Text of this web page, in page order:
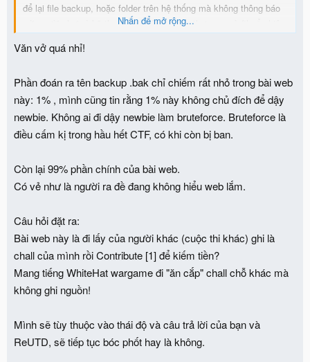
để lại file backup, hoặc folder trên hệ thống mà không thông báo
với người chơi vì kỹ thuật Brute Force tìm thư mục và file ẩn hiện
các tools có sẵn. Tuy nhiên để tránh các bạn về sau hiểu nhầm
Bạn cỏ thể tham khảo tools sau:
https://github.com/maurosoria/dirsearch
Nhấn để mở rộng...
Văn vở quá nhỉ!
Phần đoán ra tên backup .bak chỉ chiếm rất nhỏ trong bài web
này: 1% , mình cũng tin rằng 1% này không chủ đích để dậy
newbie. Không ai đi dậy newbie làm bruteforce. Bruteforce là
điều cấm kị trong hầu hết CTF, có khi còn bị ban.
Còn lại 99% phần chính của bài web.
Có vẻ như là người ra đề đang không hiểu web lắm.
Câu hỏi đặt ra:
Bài web này là đi lấy của người khác (cuộc thi khác) ghi là
chall của mình rồi Contribute [1] để kiếm tiền?
Mang tiếng WhiteHat wargame đi "ăn cắp" chall chỗ khác mà
không ghi nguồn!
Mình sẽ tùy thuộc vào thái độ và câu trả lời của bạn và
ReUTD, sẽ tiếp tục bóc phốt hay là không.